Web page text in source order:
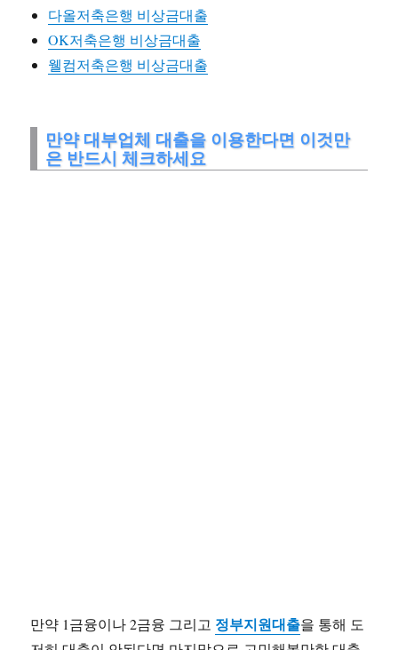
다올저축은행 비상금대출
OK저축은행 비상금대출
웰컴저축은행 비상금대출
만약 대부업체 대출을 이용한다면 이것만
은 반드시 체크하세요
만약 1금융이나 2금융 그리고 정부지원대출을 통해 도